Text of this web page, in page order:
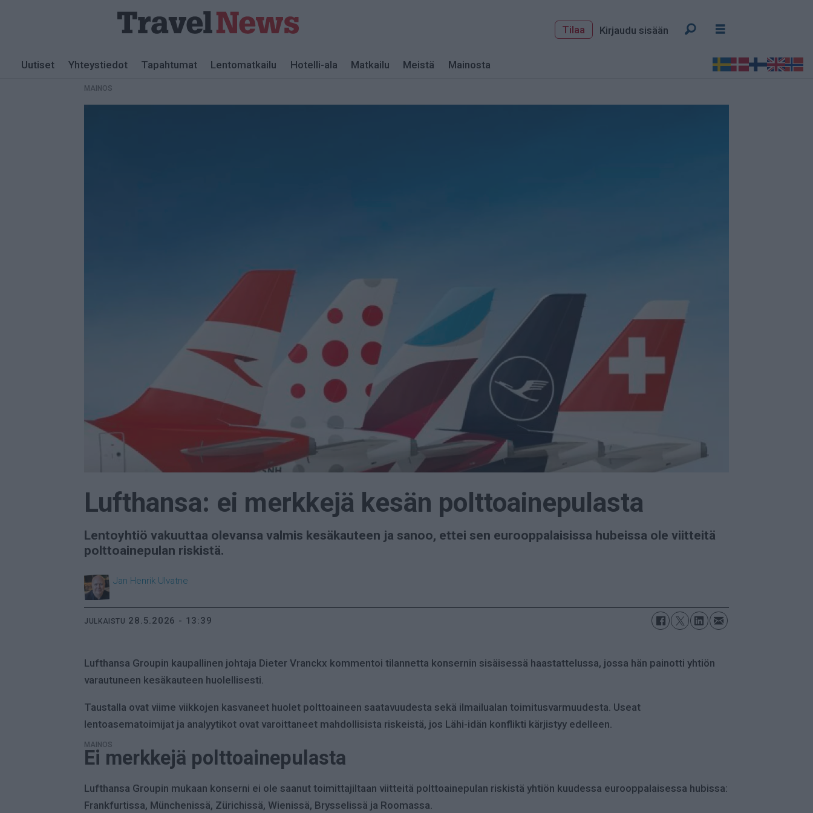
Tilaa Kirjaudu sisään
Uutiset Yhteystiedot Tapahtumat Lentomatkailu Hotelli-ala Matkailu Meistä Mainosta
MAINOS
Lufthansa: ei merkkejä kesän polttoainepulasta
Lentoyhtiö vakuuttaa olevansa valmis kesäkauteen ja sanoo, ettei sen eurooppalaisissa hubeissa ole viitteitä
polttoainepulan riskistä.
Jan Henrik Ulvatne
JULKAISTU 28.5.2026 - 13:39
Lufthansa Groupin kaupallinen johtaja Dieter Vranckx kommentoi tilannetta konsernin sisäisessä haastattelussa, jossa hän painotti yhtiön
varautuneen kesäkauteen huolellisesti.
Taustalla ovat viime viikkojen kasvaneet huolet polttoaineen saatavuudesta sekä ilmailualan toimitusvarmuudesta. Useat
lentoasematoimijat ja analyytikot ovat varoittaneet mahdollisista riskeistä, jos Lähi-idän konflikti kärjistyy edelleen.
MAINOS
Ei merkkejä polttoainepulasta
Lufthansa Groupin mukaan konserni ei ole saanut toimittajiltaan viitteitä polttoainepulan riskistä yhtiön kuudessa eurooppalaisessa hubissa:
Frankfurtissa, Münchenissä, Zürichissä, Wienissä, Brysselissä ja Roomassa.